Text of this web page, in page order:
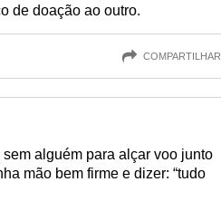
de doação ao outro.
COMPARTILHAR
alguém para alçar voo junto
mão bem firme e dizer: “tudo